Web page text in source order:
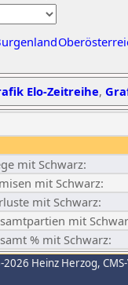
Elo-Zeitreihe,
mit Schwarz:
mit Schwarz:
mit Schwarz:
mit
% mit Schwarz:
Heinz Herzog,